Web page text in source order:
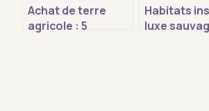
Achat de terre
agricole : 5
Habitats
luxe